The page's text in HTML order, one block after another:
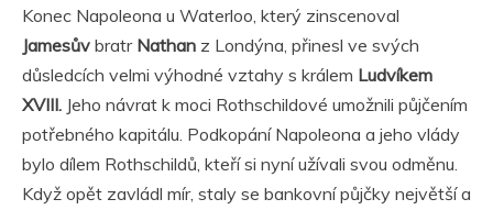
Konec Napoleona u Waterloo, který zinscenoval
Jamesův bratr Nathan z Londýna, přinesl ve svých
důsledcích velmi výhodné vztahy s králem Ludvíkem
XVIII. Jeho návrat k moci Rothschildové umožnili půjčením
potřebného kapitálu. Podkopání Napoleona a jeho vlády
bylo dílem Rothschildů, kteří si nyní užívali svou odměnu.
Když opět zavládl mír, staly se bankovní půjčky největší a